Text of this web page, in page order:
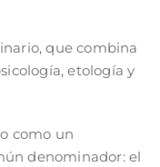
que combina
etología y
como un
denominador:el